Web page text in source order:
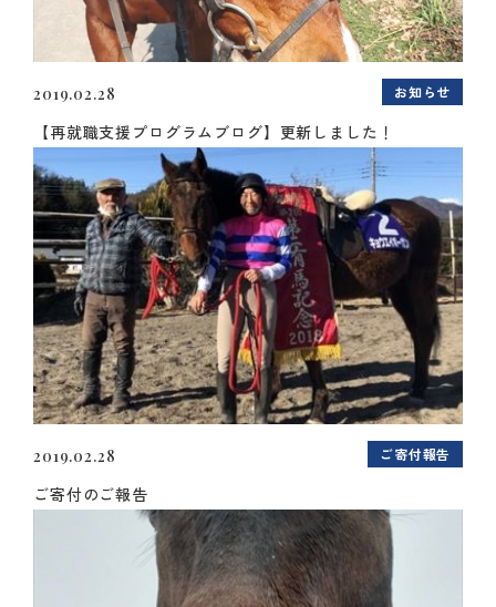
2019.02.28 お知らせ
【再就職支援プログラムブログ】更新しました！
2019.02.28 ご寄付報告
ご寄付のご報告